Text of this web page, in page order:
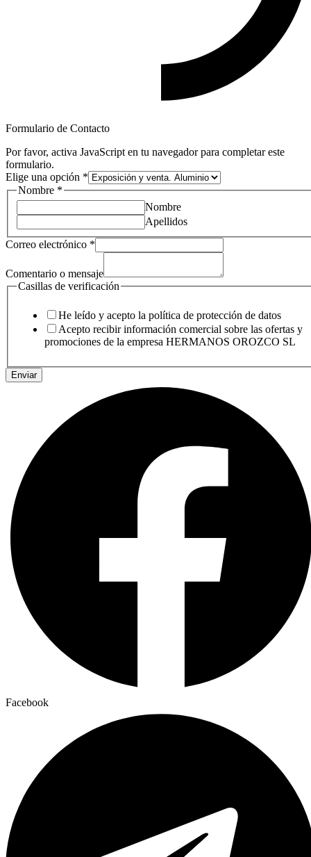
Formulario de Contacto
Por favor, activa JavaScript en tu navegador para completar este
formulario.
Elige una opción *
Nombre *
Nombre
Apellidos
Correo electrónico *
Comentario o mensaje
Casillas de verificación
He leído y acepto la política de protección de datos
Acepto recibir información comercial sobre las ofertas y
promociones de la empresa HERMANOS OROZCO SL
Enviar
Facebook